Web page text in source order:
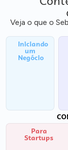
Veja o que o
Iniciando
um
Negócio
Para
Startups